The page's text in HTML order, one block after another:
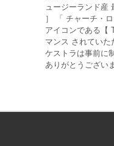
ュージーランド産
］ 「 チャーチ・
アイコンである【
マンス されてい
ケストラは事前に
ありがとうござい